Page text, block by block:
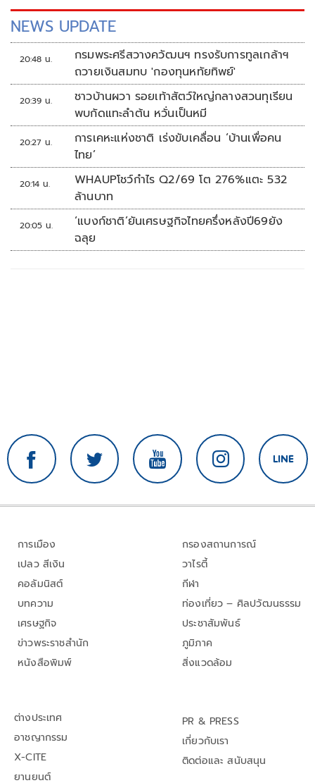
NEWS UPDATE
20:48 น.
กรมพระศรีสวางควัฒนฯ ทรงรับการทูลเกล้าฯ
ถวายเงินสมทบ 'กองทุนหทัยทิพย์'
20:39 น.
ชาวบ้านผวา รอยเท้าสัตว์ใหญ่กลางสวนทุเรียน
พบกัดแทะลำต้น หวั่นเป็นหมี
20:27 น.
การเคหะแห่งชาติ เร่งขับเคลื่อน ‘บ้านเพื่อคน
ไทย’
20:14 น.
WHAUPโชว์กำไร Q2/69 โต 276%แตะ 532
ล้านบาท
20:05 น.
‘แบงก์ชาติ’ยันเศรษฐกิจไทยครึ่งหลังปี69ยัง
ฉลุย
การเมือง
เปลว สีเงิน
คอลัมนิสต์
บทความ
เศรษฐกิจ
ข่าวพระราชสำนัก
หนังสือพิมพ์
กรองสถานการณ์
วาไรตี้
กีฬา
ท่องเที่ยว – ศิลปวัฒนธรรม
ประชาสัมพันธ์
ภูมิภาค
สิ่งแวดล้อม
ต่างประเทศ
อาชญากรรม
X-CITE
ยานยนต์
PR & PRESS
เกี่ยวกับเรา
ติดต่อและ สนับสนุน